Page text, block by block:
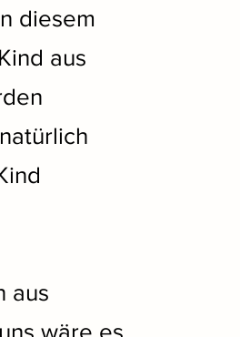
diesem
aus
aus
wäre es